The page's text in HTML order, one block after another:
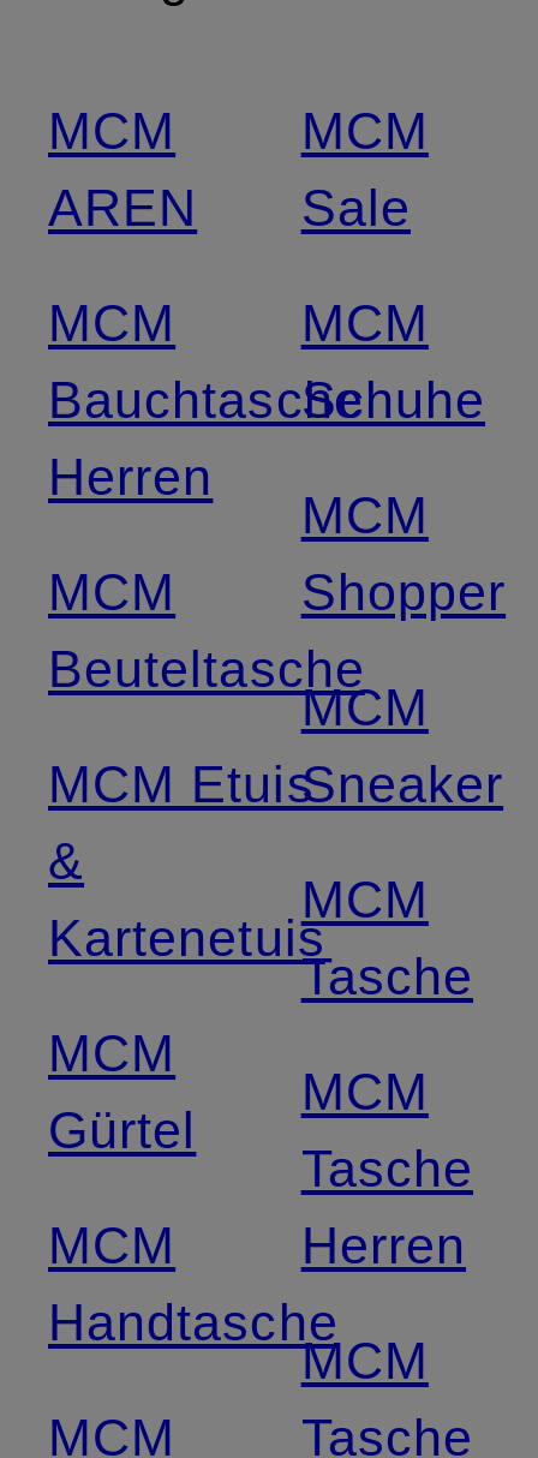
MCM
AREN
MCM
Bauchtasche
Herren
MCM
Beuteltasche
MCM Etuis
&
Kartenetuis
MCM
Gürtel
MCM
Handtasche
MCM
MCM
Sale
MCM
Schuhe
MCM
Shopper
MCM
Sneaker
MCM
Tasche
MCM
Tasche
Herren
MCM
Tasche